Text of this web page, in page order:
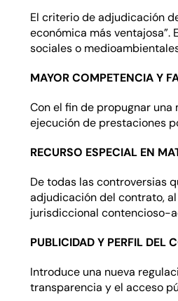
El criterio de adjudicación
económica más
sociales o
MAYOR COMPETENCIA Y
Con el fin de propugnar
ejecución de prestaciones
RECURSO ESPECIAL EN
De todas las controversias
adjudicación del contrato,
jurisdiccional contencioso-
PUBLICIDAD Y PERFIL DEL
Introduce una nueva
transparencia y el acceso